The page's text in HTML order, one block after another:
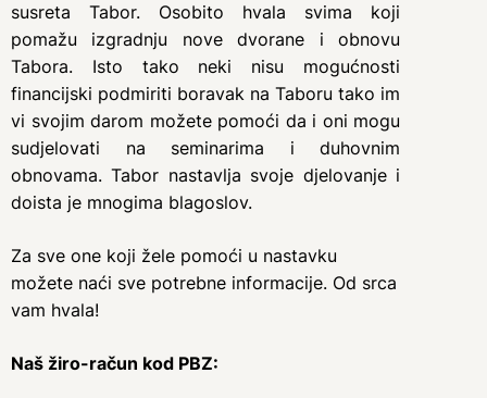
susreta Tabor. Osobito hvala svima koji
pomažu izgradnju nove dvorane i obnovu
Tabora. Isto tako neki nisu mogućnosti
financijski podmiriti boravak na Taboru tako im
vi svojim darom možete pomoći da i oni mogu
sudjelovati na seminarima i duhovnim
obnovama. Tabor nastavlja svoje djelovanje i
doista je mnogima blagoslov.
Za sve one koji žele pomoći u nastavku
možete naći sve potrebne informacije. Od srca
vam hvala!
Naš žiro-račun kod PBZ: